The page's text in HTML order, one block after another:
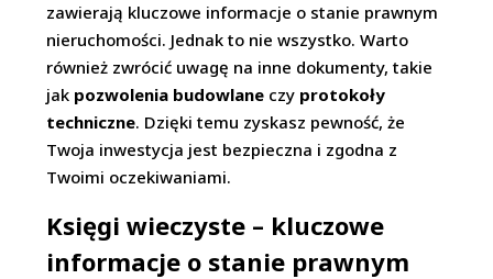
zawierają kluczowe informacje o stanie prawnym
nieruchomości. Jednak to nie wszystko. Warto
również zwrócić uwagę na inne dokumenty, takie
jak pozwolenia budowlane czy protokoły
techniczne. Dzięki temu zyskasz pewność, że
Twoja inwestycja jest bezpieczna i zgodna z
Twoimi oczekiwaniami.
Księgi wieczyste – kluczowe
informacje o stanie prawnym